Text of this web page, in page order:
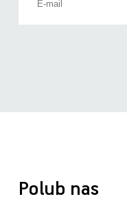
Polub nas